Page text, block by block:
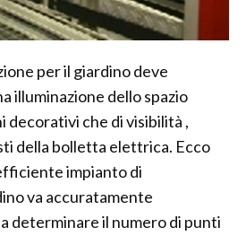
per il giardino deve
illuminazione dello spazio
decorativi che di visibilità ,
della bolletta elettrica. Ecco
impianto di
va accuratamente
determinare il numero di punti